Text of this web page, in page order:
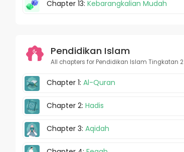
Chapter 13:Kebarangkalian Mudah
Pendidikan Islam
All chapters for Pendidikan Islam Tingkatan 2
Chapter 1:Al-Quran
Chapter 2:Hadis
Chapter 3:Aqidah